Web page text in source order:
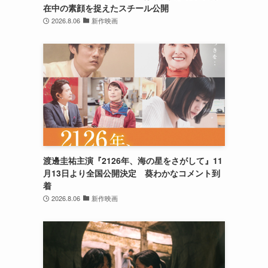
在中の素顔を捉えたスチール公開
2026.8.06 新作映画
渡邊圭祐主演『2126年、海の星をさがして』11
月13日より全国公開決定 葵わかなコメント到
着
2026.8.06 新作映画